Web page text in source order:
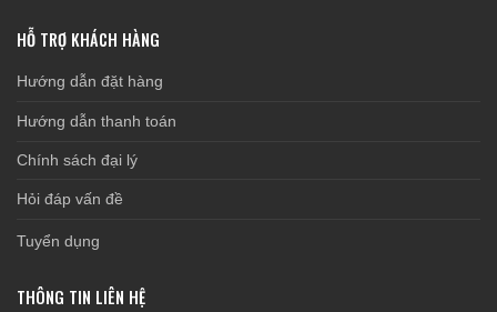
HỖ TRỢ KHÁCH HÀNG
Hướng dẫn đặt hàng
Hướng dẫn thanh toán
Chính sách đại lý
Hỏi đáp vấn đề
Tuyển dụng
THÔNG TIN LIÊN HỆ